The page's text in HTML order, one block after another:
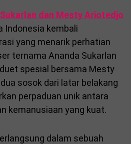
dan Mesty Ariotedjo
Indonesia kembali
yang menarik perhatian
ternama Ananda Sukarlan
spesial bersama Mesty
sosok dari latar belakang
perpaduan unik antara
kemanusiaan yang kuat.
dalam sebuah